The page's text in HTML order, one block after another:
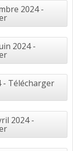
2024 -
2024 -
- Télécharger
2024 -